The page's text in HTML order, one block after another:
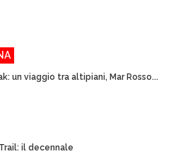
un viaggio tra altipiani, Mar Rosso...
il decennale